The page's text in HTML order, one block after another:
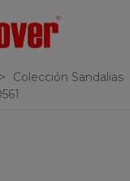
> Colección Sandalias